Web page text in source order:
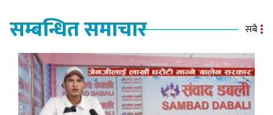
सम्बन्धित समाचार सबै